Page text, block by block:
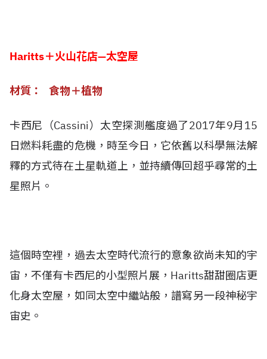
Haritts＋火山花店—太空屋
材質： 食物＋植物
卡西尼（Cassini）太空探測艦度過了2017年9月15
日燃料耗盡的危機，時至今日，它依舊以科學無法解
釋的方式待在土星軌道上，並持續傳回超乎尋常的土
星照片。
這個時空裡，過去太空時代流行的意象欲尚未知的宇
宙，不僅有卡西尼的小型照片展，Haritts甜甜圈店更
化身太空屋，如同太空中繼站般，譜寫另一段神秘宇
宙史。